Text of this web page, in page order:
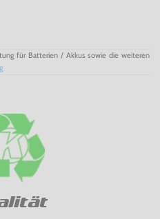
für Batterien / Akkus sowie die weiteren